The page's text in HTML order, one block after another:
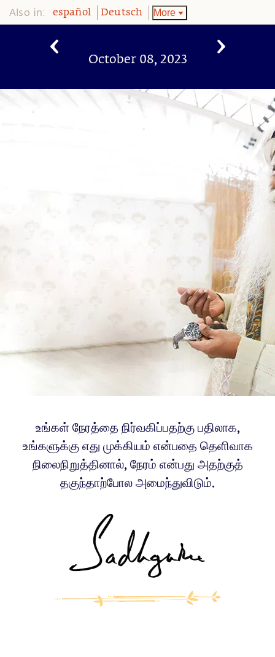
Also in: español Deutsch More
October 08, 2023
உங்கள் நேரத்தை நிர்வகிப்பதற்கு பதிலாக,
உங்களுக்கு எது முக்கியம் என்பதை தெளிவாக
நிலைநிறுத்தினால், நேரம் என்பது அதற்குத்
தகுந்தாற்போல அமைந்துவிடும்.